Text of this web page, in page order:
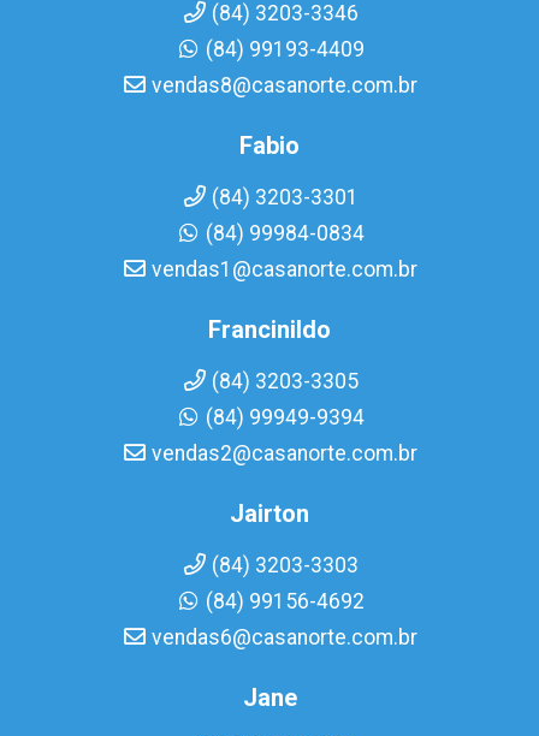
(84) 3203-3346
(84) 99193-4409
vendas8@casanorte.com.br
Fabio
(84) 3203-3301
(84) 99984-0834
vendas1@casanorte.com.br
Francinildo
(84) 3203-3305
(84) 99949-9394
vendas2@casanorte.com.br
Jairton
(84) 3203-3303
(84) 99156-4692
vendas6@casanorte.com.br
Jane